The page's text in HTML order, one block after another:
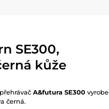
SE300,
kůže
A&futura SE300
černá.